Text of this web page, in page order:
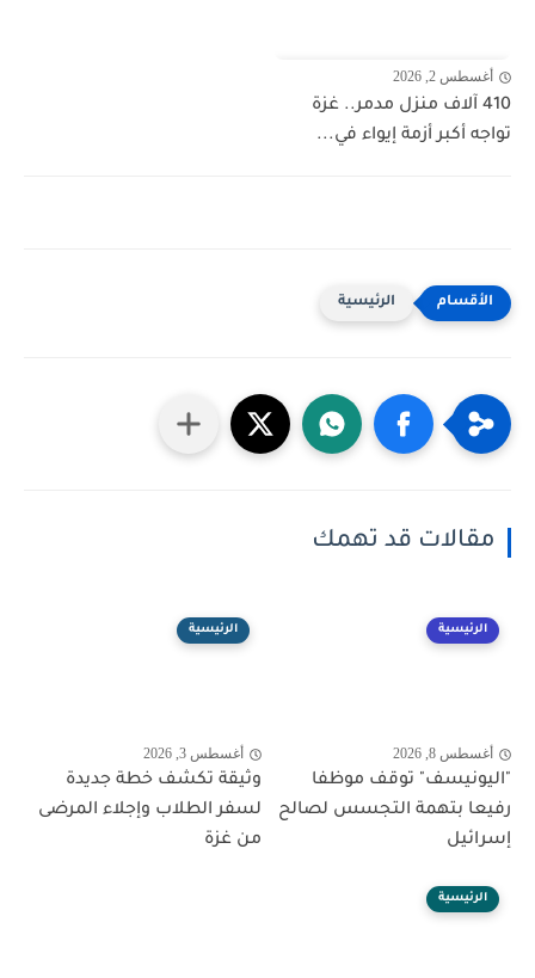
أغسطس 2, 2026
410 آلاف منزل مدمر.. غزة
تواجه أكبر أزمة إيواء في...
الرئيسية
مقالات قد تهمك
الرئيسية
أغسطس 8, 2026
"اليونيسف" توقف موظفا
رفيعا بتهمة التجسس لصالح
إسرائيل
الرئيسية
أغسطس 3, 2026
وثيقة تكشف خطة جديدة
لسفر الطلاب وإجلاء المرضى
من غزة
الرئيسية